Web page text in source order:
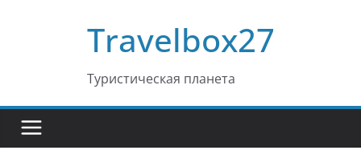
Travelbox27
Туристическая планета